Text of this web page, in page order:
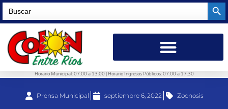
Search
for:
Horario Municipal: 07:00 a 13:00 | Horario Ingresos Públicos: 07:00 a 17:30
Prensa Municipal septiembre 6, 2022 Zoonosis